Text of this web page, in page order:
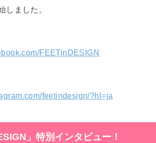
しました。
FEETinDESIGN
feetindesign/?hl=ja
」 特別インタビュー！